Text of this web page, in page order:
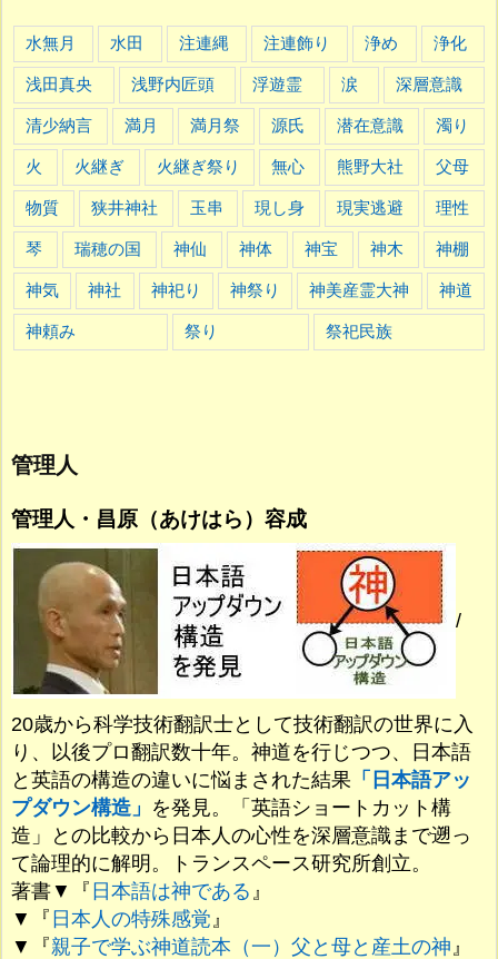
水無月 水田 注連縄 注連飾り 浄め 浄化
浅田真央 浅野内匠頭 浮遊霊 涙 深層意識
清少納言 満月 満月祭 源氏 潜在意識 濁り
火 火継ぎ 火継ぎ祭り 無心 熊野大社 父母
物質 狭井神社 玉串 現し身 現実逃避 理性
琴 瑞穂の国 神仙 神体 神宝 神木 神棚
神気 神社 神祀り 神祭り 神美産霊大神 神道
神頼み 祭り 祭祀民族
管理人
管理人・昌原（あけはら）容成
/
20歳から科学技術翻訳士として技術翻訳の世界に入
り、以後プロ翻訳数十年。神道を行じつつ、日本語
と英語の構造の違いに悩まされた結果 「日本語アッ
プダウン構造」 を発見。「英語ショートカット構
造」との比較から日本人の心性を深層意識まで遡っ
て論理的に解明。トランスペース研究所創立。
著書▼『日本語は神である 』
▼『日本人の特殊感覚 』
▼『親子で学ぶ神道読本（一）父と母と産土の神 』